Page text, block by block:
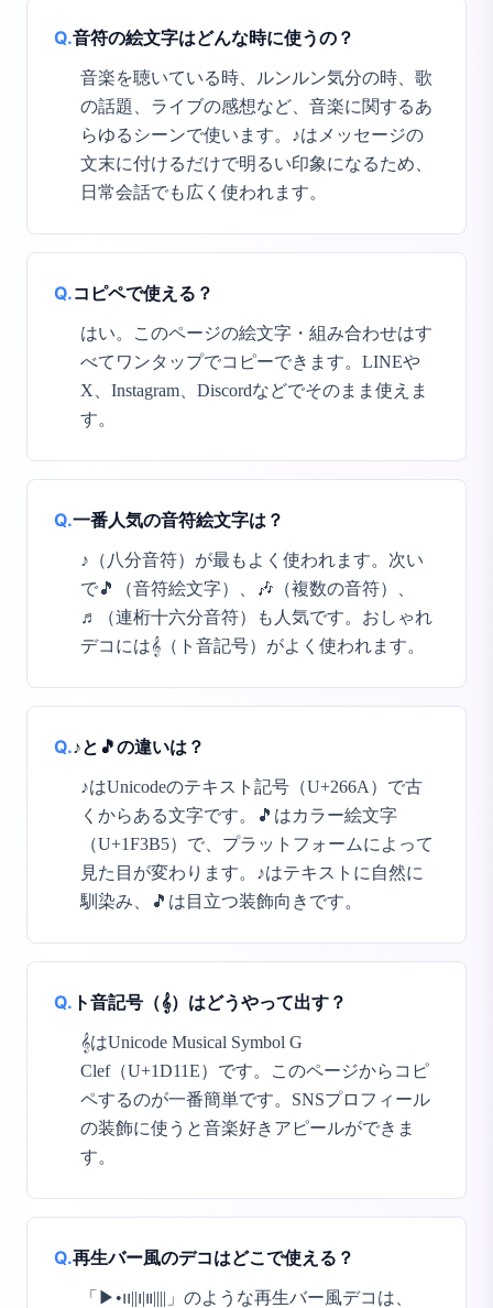
Q.音符の絵文字はどんな時に使うの？
音楽を聴いている時、ルンルン気分の時、歌
の話題、ライブの感想など、音楽に関するあ
らゆるシーンで使います。♪はメッセージの
文末に付けるだけで明るい印象になるため、
日常会話でも広く使われます。
Q.コピペで使える？
はい。このページの絵文字・組み合わせはす
べてワンタップでコピーできます。LINEや
X、Instagram、Discordなどでそのまま使えま
す。
Q.一番人気の音符絵文字は？
♪（八分音符）が最もよく使われます。次い
で🎵（音符絵文字）、🎶（複数の音符）、
♬（連桁十六分音符）も人気です。おしゃれ
デコには𝄞（ト音記号）がよく使われます。
Q.♪と🎵の違いは？
♪はUnicodeのテキスト記号（U+266A）で古
くからある文字です。🎵はカラー絵文字
（U+1F3B5）で、プラットフォームによって
見た目が変わります。♪はテキストに自然に
馴染み、🎵は目立つ装飾向きです。
Q. ト音記号（𝄞）はどうやって出す？
𝄞はUnicode Musical Symbol G
Clef（U+1D11E）です。このページからコピ
ペするのが一番簡単です。SNSプロフィール
の装飾に使うと音楽好きアピールができま
す。
Q.再生バー風のデコはどこで使える？
「▶︎•၊၊||၊|။||||」のような再生バー風デコは、